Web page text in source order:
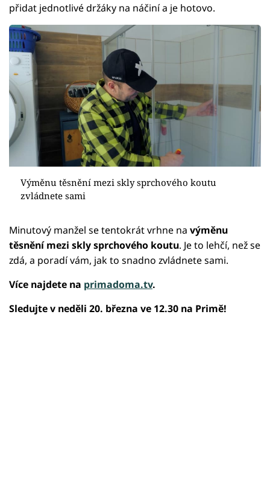
přidat jednotlivé držáky na náčiní a je hotovo.
Výměnu těsnění mezi skly sprchového koutu
zvládnete sami
Minutový manžel se tentokrát vrhne na výměnu
těsnění mezi skly sprchového koutu. Je to lehčí, než se
zdá, a poradí vám, jak to snadno zvládnete sami.
Více najdete na primadoma.tv.
Sledujte v neděli 20. března ve 12.30 na Primě!